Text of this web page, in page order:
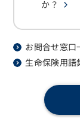
か？
お問合せ窓口
生命保険用語